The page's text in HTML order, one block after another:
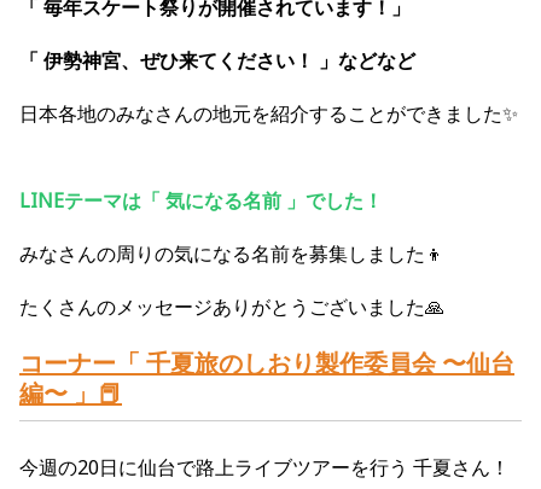
「 毎年スケート祭りが開催されています！」
「 伊勢神宮、ぜひ来てください！ 」などなど
日本各地のみなさんの地元を紹介することができました✨
LINEテーマは「 気になる名前 」でした！
みなさんの周りの気になる名前を募集しました👦
たくさんのメッセージありがとうございました🙏
コーナー「 千夏旅のしおり製作委員会 〜仙台
編〜 」📕
今週の20日に仙台で路上ライブツアーを行う 千夏さん！